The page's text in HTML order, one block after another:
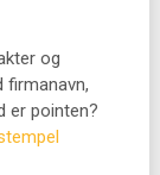
og
firmanavn,
er pointen?